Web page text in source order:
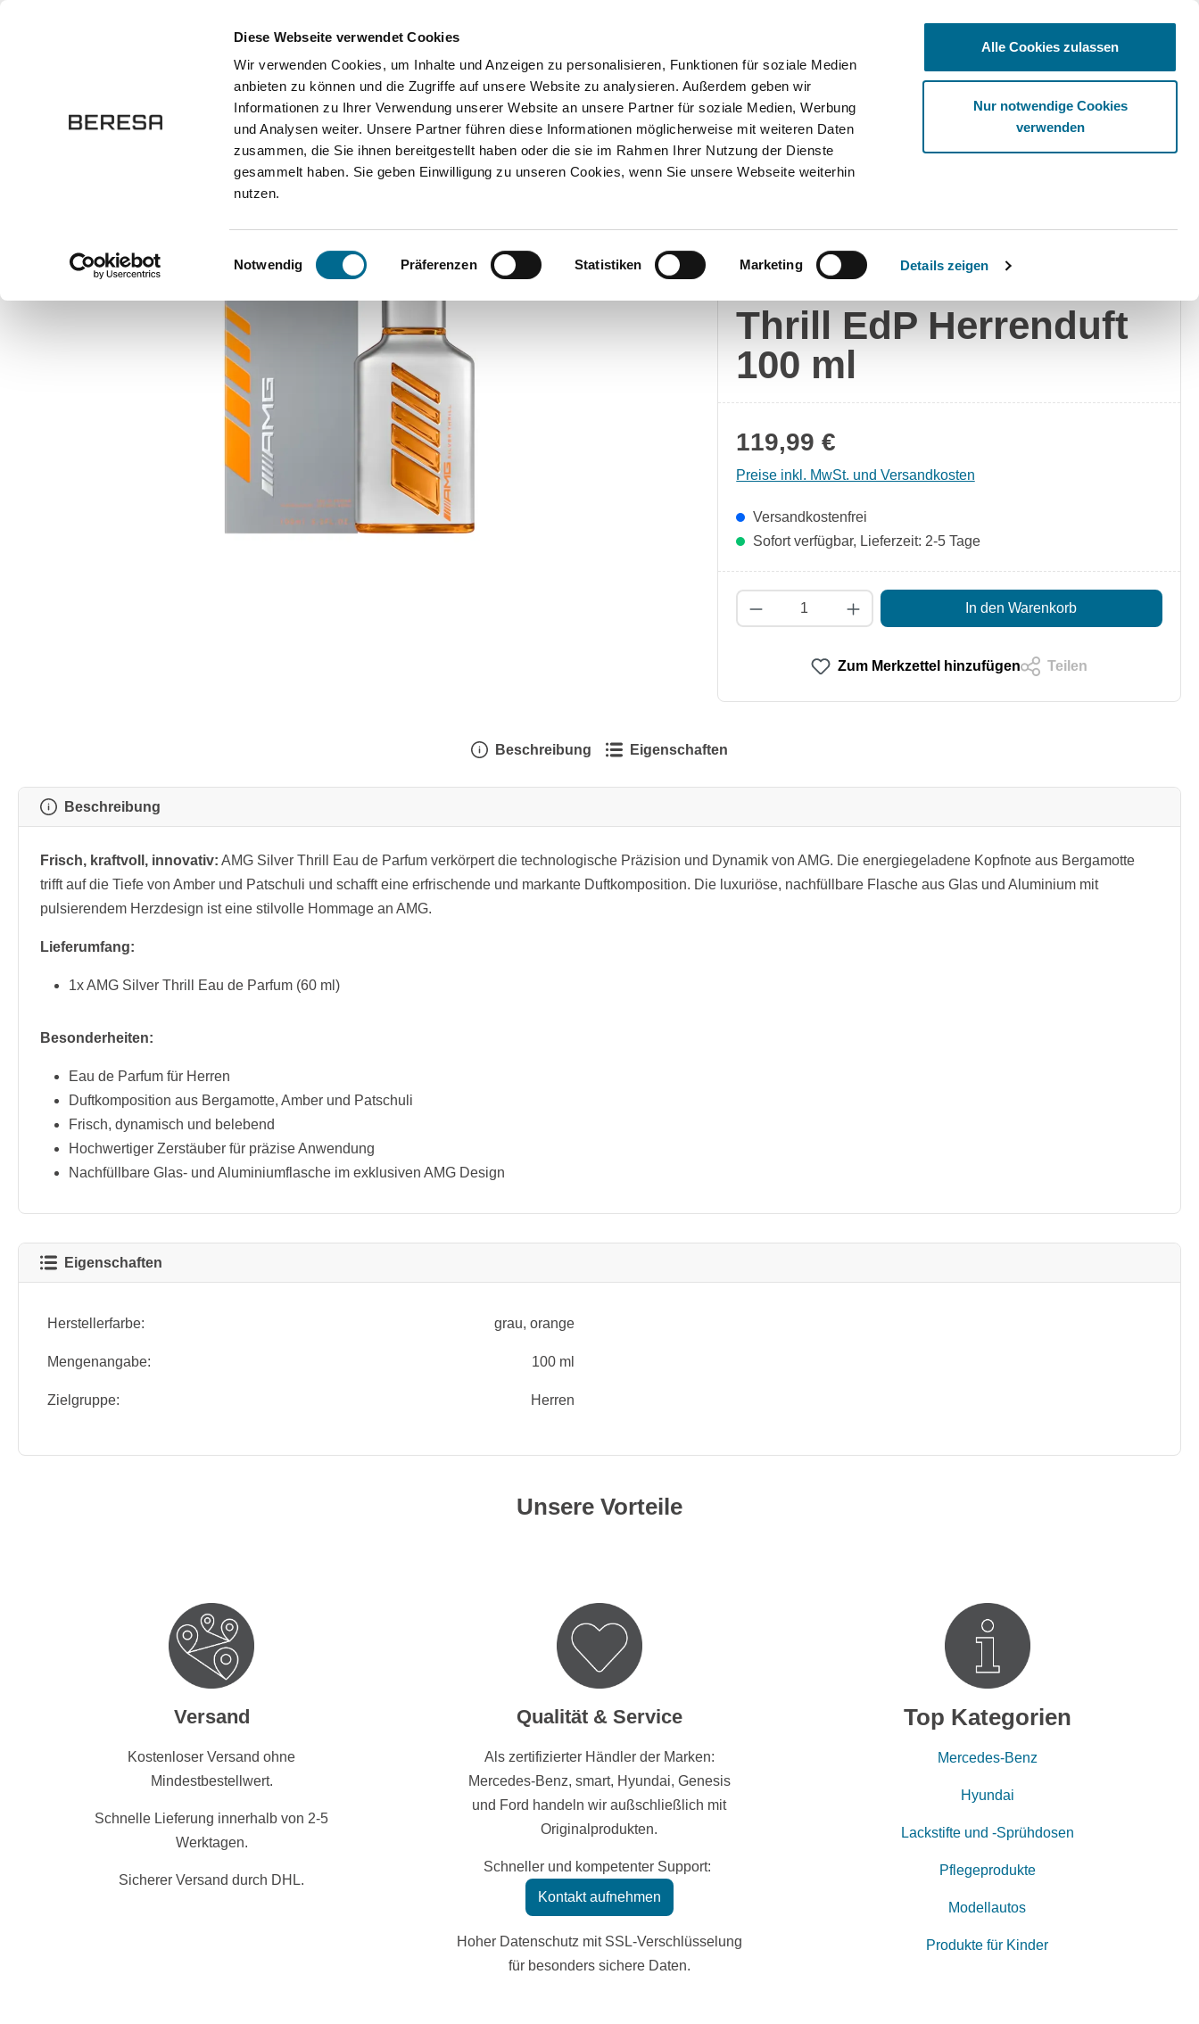
Diese Webseite verwendet Cookies
Wir verwenden Cookies, um Inhalte und Anzeigen zu personalisieren, Funktionen für soziale Medien
anbieten zu können und die Zugriffe auf unsere Website zu analysieren. Außerdem geben wir
Informationen zu Ihrer Verwendung unserer Website an unsere Partner für soziale Medien, Werbung
und Analysen weiter. Unsere Partner führen diese Informationen möglicherweise mit weiteren Daten
zusammen, die Sie ihnen bereitgestellt haben oder die sie im Rahmen Ihrer Nutzung der Dienste
gesammelt haben. Sie geben Einwilligung zu unseren Cookies, wenn Sie unsere Webseite weiterhin
nutzen.
Einwilligungsauswahl
Notwendig Präferenzen Statistiken Marketing Details zeigen
Alle Cookies zulassen
Nur notwendige Cookies
verwenden
Onlineshop
Lifestyle und Accessoires Parfums
INCC
Mercedes-AMG Silver
Thrill EdP Herrenduft
100 ml
119,99 €
Preise inkl. MwSt. und Versandkosten
Versandkostenfrei
Sofort verfügbar, Lieferzeit: 2-5 Tage
Produkt Anzahl: Gib den gewünschten Wert
In den Warenkorb
Zum Merkzettel hinzufügen Teilen
Beschreibung Eigenschaften
Beschreibung
Frisch, kraftvoll, innovativ: AMG Silver Thrill Eau de Parfum verkörpert die technologische Präzision und Dynamik von AMG. Die energiegeladene Kopfnote aus Bergamotte
trifft auf die Tiefe von Amber und Patschuli und schafft eine erfrischende und markante Duftkomposition. Die luxuriöse, nachfüllbare Flasche aus Glas und Aluminium mit
pulsierendem Herzdesign ist eine stilvolle Hommage an AMG.
Lieferumfang:
1x AMG Silver Thrill Eau de Parfum (60 ml)
Besonderheiten:
Eau de Parfum für Herren
Duftkomposition aus Bergamotte, Amber und Patschuli
Frisch, dynamisch und belebend
Hochwertiger Zerstäuber für präzise Anwendung
Nachfüllbare Glas- und Aluminiumflasche im exklusiven AMG Design
Eigenschaften
Herstellerfarbe: grau, orange
Mengenangabe: 100 ml
Zielgruppe: Herren
Unsere Vorteile
Versand
Kostenloser Versand ohne
Mindestbestellwert.
Schnelle Lieferung innerhalb von 2-5
Werktagen.
Sicherer Versand durch DHL.
Qualität & Service
Als zertifizierter Händler der Marken:
Mercedes-Benz, smart, Hyundai, Genesis
und Ford handeln wir außschließlich mit
Originalprodukten.
Schneller und kompetenter Support:
Kontakt aufnehmen
Hoher Datenschutz mit SSL-Verschlüsselung
für besonders sichere Daten.
Top Kategorien
Mercedes-Benz
Hyundai
Lackstifte und -Sprühdosen
Pflegeprodukte
Modellautos
Produkte für Kinder